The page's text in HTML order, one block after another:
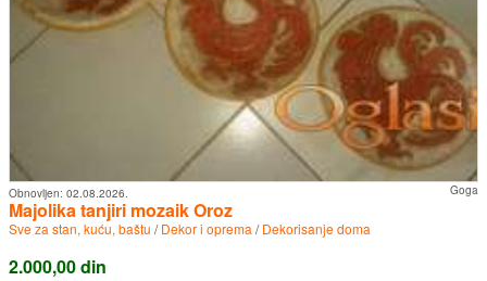
Goga
Obnovljen: 02.08.2026.
Majolika tanjiri mozaik Oroz
Sve za stan, kuću, baštu /Dekor i oprema /Dekorisanje doma
2.000,00 din